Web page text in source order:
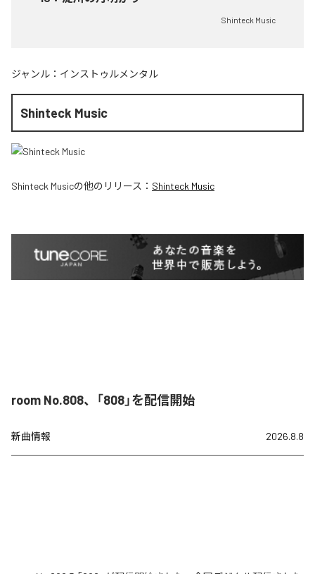
Shinteck Music
ジャンル： インストゥルメンタル
Shinteck Music
Shinteck Musicの他のリリース： Shinteck Music
room No.808、「808」を配信開始
新曲情報 2026.8.8